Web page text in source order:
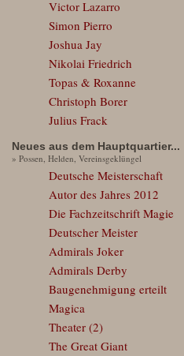
Victor Lazarro
Simon Pierro
Joshua Jay
Nikolai Friedrich
Topas & Roxanne
Christoph Borer
Julius Frack
Neues aus dem Hauptquartier...
» Possen, Helden, Vereinsgeklüngel
Deutsche Meisterschaft
Autor des Jahres 2012
Die Fachzeitschrift Magie
Deutscher Meister
Admirals Joker
Admirals Derby
Baugenehmigung erteilt
Magica
Theater (2)
The Great Giant